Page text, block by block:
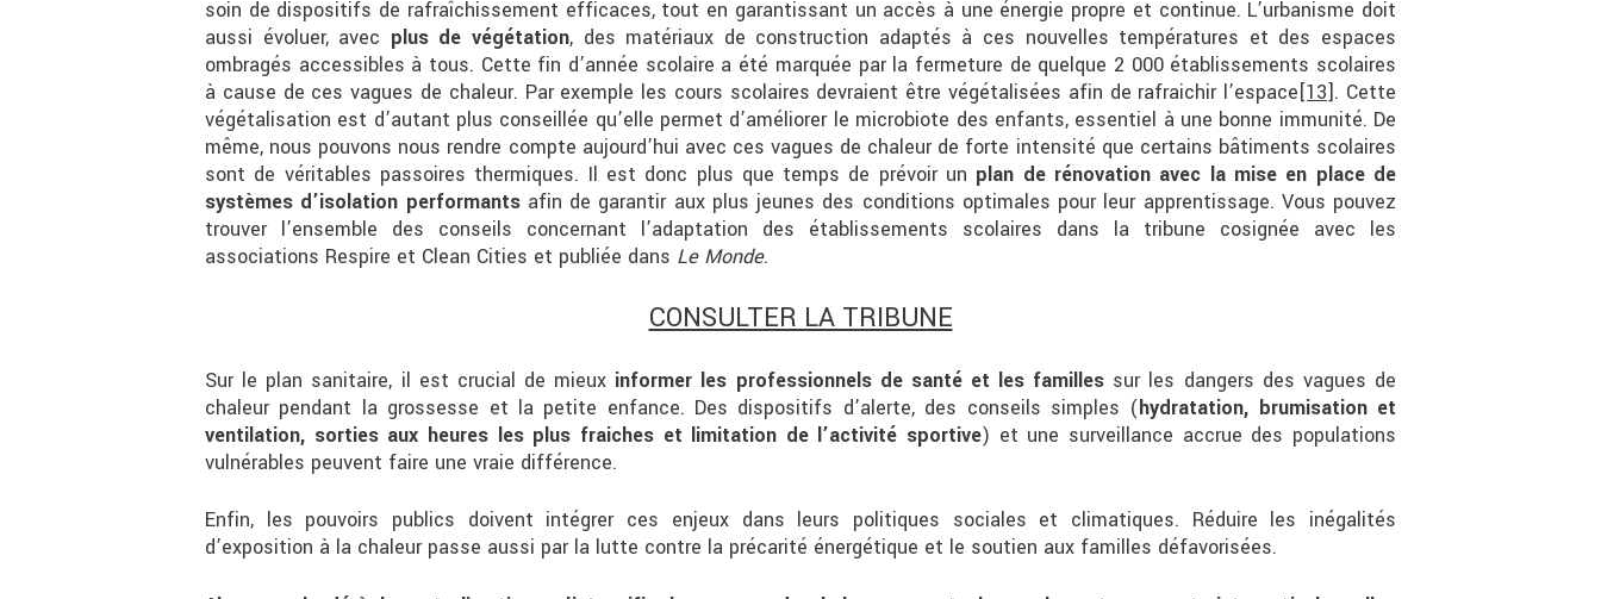
soin de dispositifs de rafraîchissement efficaces, tout en garantissant un accès à une énergie propre et continue. L’urbanisme doit
aussi évoluer, avec plus de végétation, des matériaux de construction adaptés à ces nouvelles températures et des espaces
ombragés accessibles à tous. Cette fin d’année scolaire a été marquée par la fermeture de quelque 2 000 établissements scolaires
à cause de ces vagues de chaleur. Par exemple les cours scolaires devraient être végétalisées afin de rafraichir l’espace[13]. Cette
végétalisation est d’autant plus conseillée qu’elle permet d’améliorer le microbiote des enfants, essentiel à une bonne immunité. De
même, nous pouvons nous rendre compte aujourd’hui avec ces vagues de chaleur de forte intensité que certains bâtiments scolaires
sont de véritables passoires thermiques. Il est donc plus que temps de prévoir un plan de rénovation avec la mise en place de
systèmes d’isolation performantsafin de garantir aux plus jeunes des conditions optimales pour leur apprentissage. Vous pouvez
trouver l’ensemble des conseils concernant l’adaptation des établissements scolaires dans la tribune cosignée avec les
associations Respire et Clean Cities et publiée dans Le Monde.
CONSULTER LA TRIBUNE
Sur le plan sanitaire, il est crucial de mieux informer les professionnels de santé et les familles sur les dangers des vagues de
chaleur pendant la grossesse et la petite enfance. Des dispositifs d’alerte, des conseils simples (hydratation, brumisation et
ventilation, sorties aux heures les plus fraiches et limitation de l’activité sportive) et une surveillance accrue des populations
vulnérables peuvent faire une vraie différence.
Enfin, les pouvoirs publics doivent intégrer ces enjeux dans leurs politiques sociales et climatiques. Réduire les inégalités
d’exposition à la chaleur passe aussi par la lutte contre la précarité énergétique et le soutien aux familles défavorisées.